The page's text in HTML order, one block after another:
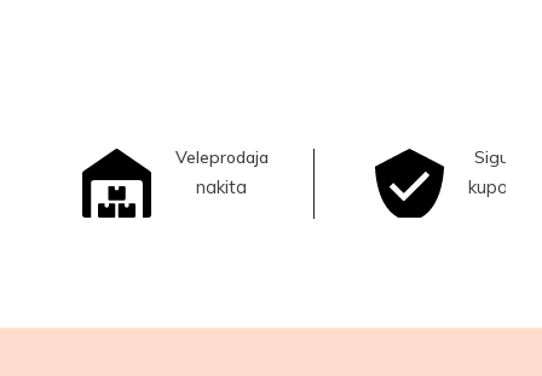
Veleprodaja
nakita
Sigurna
kupovina